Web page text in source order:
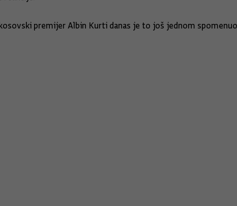
premijer Albin Kurti danas je to još jednom